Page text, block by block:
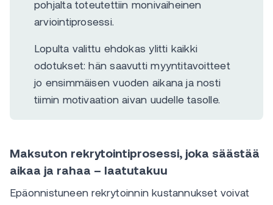
pohjalta toteutettiin monivaiheinen
arviointiprosessi.
Lopulta valittu ehdokas ylitti kaikki
odotukset: hän saavutti myyntitavoitteet
jo ensimmäisen vuoden aikana ja nosti
tiimin motivaation aivan uudelle tasolle.
Maksuton rekrytointiprosessi, joka säästää
aikaa ja rahaa – laatutakuu
Epäonnistuneen rekrytoinnin kustannukset voivat